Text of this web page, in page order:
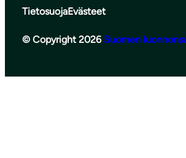
TietosuojaEvästeet
© Copyright 2026 Suomen